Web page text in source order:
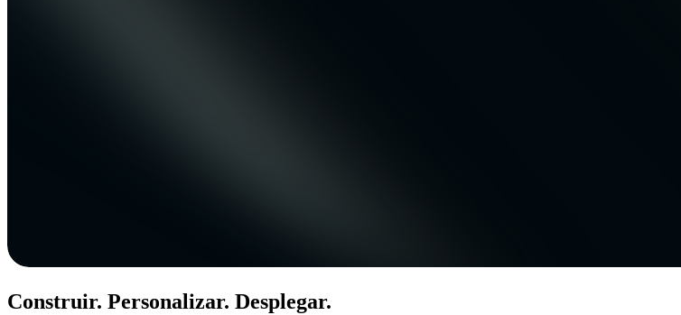
Construir. Personalizar. Desplegar.